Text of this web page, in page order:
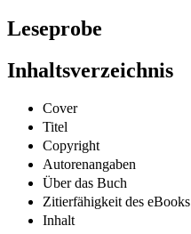
Leseprobe
Inhaltsverzeichnis
Cover
Titel
Copyright
Autorenangaben
Über das Buch
Zitierfähigkeit des eBooks
Inhalt